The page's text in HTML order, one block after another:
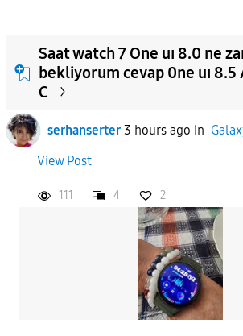
Saat watch 7 One uı 8.0 ne
bekliyorum cevap 0ne uı 8.5
C
serhanserter 3 hours ago in
View Post
111 4 2